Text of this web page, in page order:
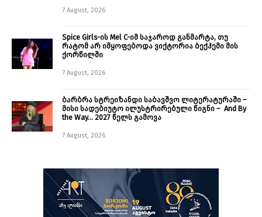
7 August, 2026
Spice Girls-ის Mel C-იმ საჯაროდ განმარტა, თუ
რატომ არ იმყოფებოდა ვიქტორია ბექჰემი მის
ქორწილში
7 August, 2026
ბარბრა სტრეიზანდი საბავშვო ლიტერატურაში –
მისი სადებიუტო ილუსტრირებული წიგნი – And By
the Way… 2027 წელს გამოვა
7 August, 2026